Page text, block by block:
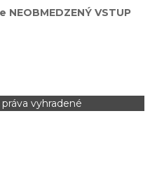
VSTUP
vyhradené